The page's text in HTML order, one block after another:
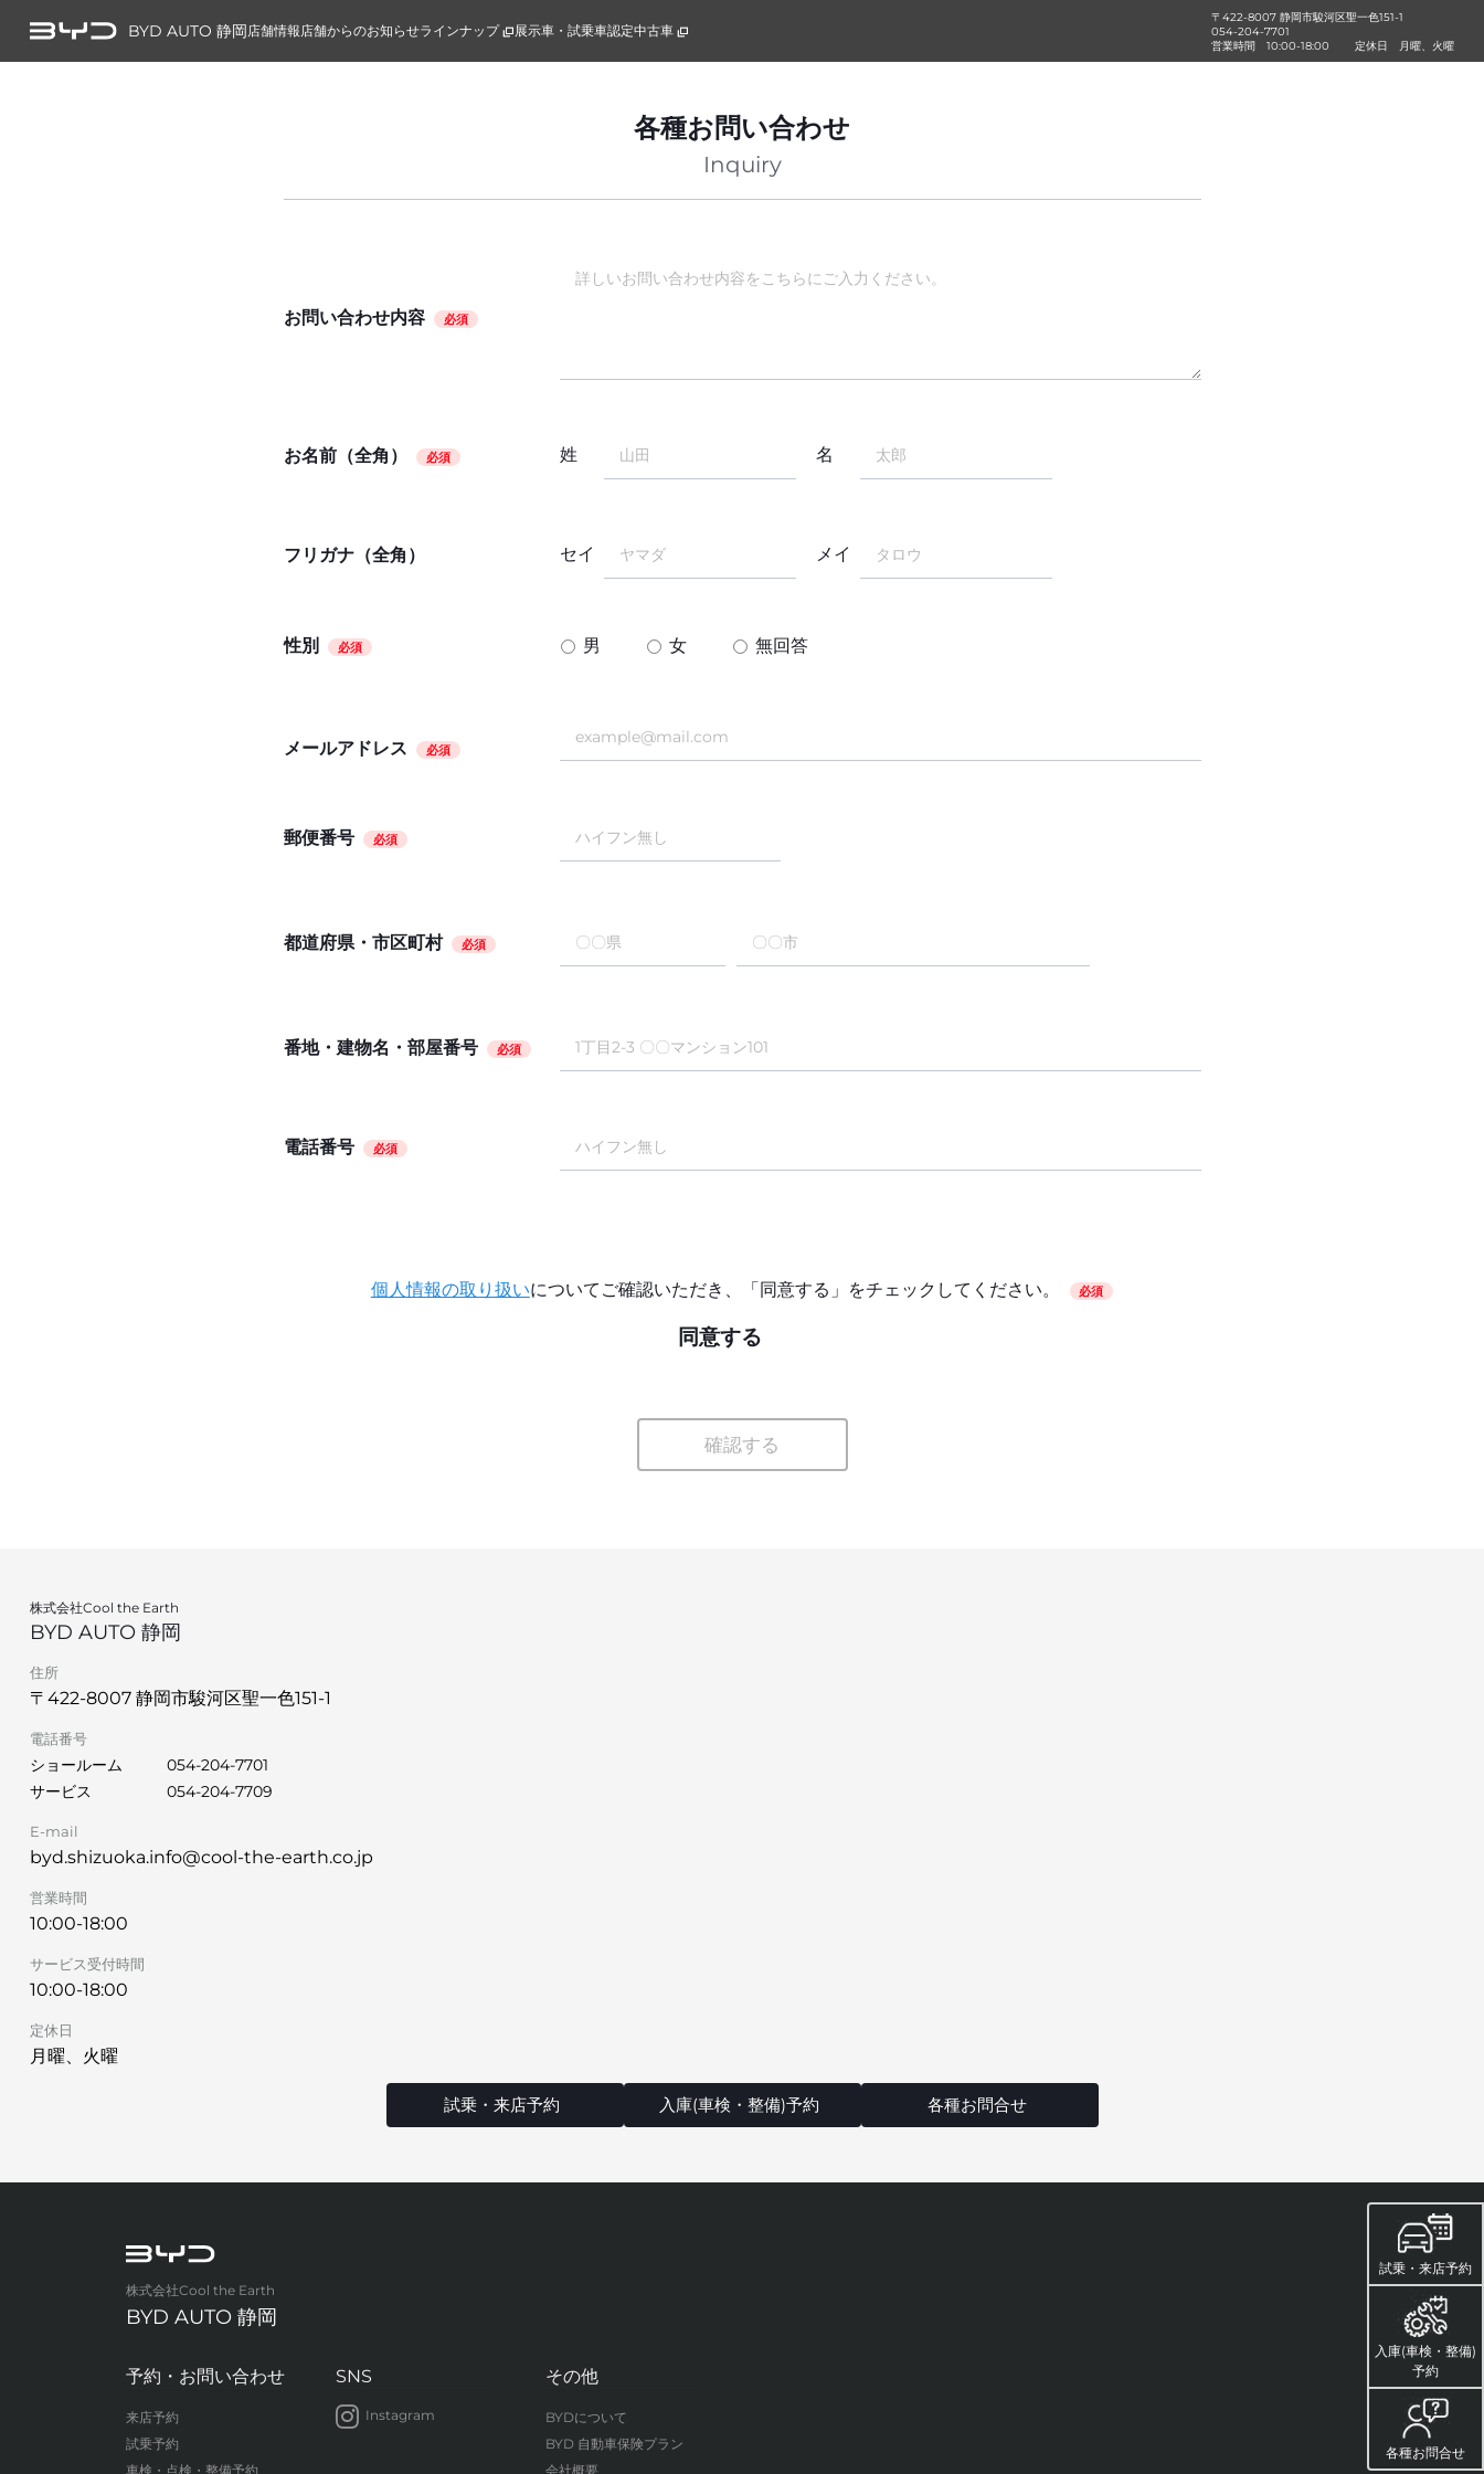
BYD AUTO 静岡店舗情報店舗からのお知らせラインナップ 展示車・試乗車認定中古車
〒422-8007 静岡市駿河区聖一色151-1
054-204-7701
営業時間
10:00-18:00 定休日 月曜、火曜
試乗・来店予約
入庫(車検・整備)
予約
各種お問合せ
各種お問い合わせ
Inquiry
お問い合わせ内容 必須
お名前（全角） 必須 姓 名
フリガナ（全角） セイ メイ
性別 必須 男 女 無回答
メールアドレス 必須
郵便番号 必須
都道府県・市区町村 必須
番地・建物名・部屋番号 必須
電話番号 必須
個人情報の取り扱いについてご確認いただき、「同意する」をチェックしてください。 必須
同意する
確認する
株式会社Cool the Earth
BYD AUTO 静岡
住所
〒422-8007 静岡市駿河区聖一色151-1
電話番号
ショールーム
054-204-7701
サービス
054-204-7709
E-mail
byd.shizuoka.info@cool-the-earth.co.jp
営業時間
10:00-18:00
サービス受付時間
10:00-18:00
定休日
月曜、火曜
試乗・来店予約 入庫(車検・整備)予約 各種お問合せ
株式会社Cool the Earth
BYD AUTO 静岡
予約・お問い合わせ
来店予約
試乗予約
車検・点検・整備予約
SNS
Instagram
その他
BYDについて
BYD 自動車保険プラン
会社概要